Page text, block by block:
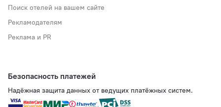
Поиск отелей на вашем сайте
Рекламодателям
Реклама и PR
Безопасность платежей
Надёжная защита данных от ведущих платёжных систем.